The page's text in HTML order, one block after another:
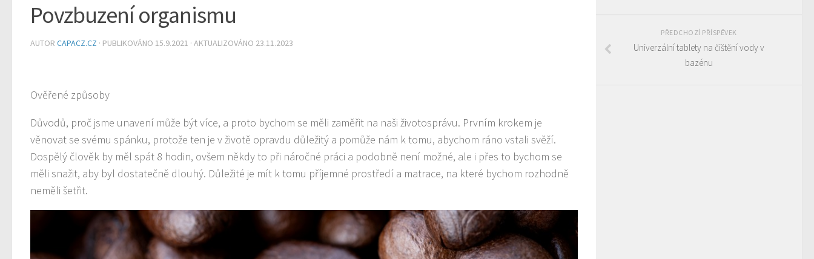
Povzbuzení organismu
AUTOR CAPACZ.CZ · PUBLIKOVÁNO 15.9.2021 · AKTUALIZOVÁNO 23.11.2023
Ověřené způsoby
Důvodů, proč jsme unavení může být více, a proto bychom se měli zaměřit na naši životosprávu. Prvním krokem je
věnovat se svému spánku, protože ten je v životě opravdu důležitý a pomůže nám k tomu, abychom ráno vstali svěží.
Dospělý člověk by měl spát 8 hodin, ovšem někdy to při náročné práci a podobně není možné, ale i přes to bychom se
měli snažit, aby byl dostatečně dlouhý. Důležité je mít k tomu příjemné prostředí a matrace, na které bychom rozhodně
neměli šetřit.
PŘEDCHOZÍ PŘÍSPĚVEK
Univerzální tablety na čištění vody v
bazénu